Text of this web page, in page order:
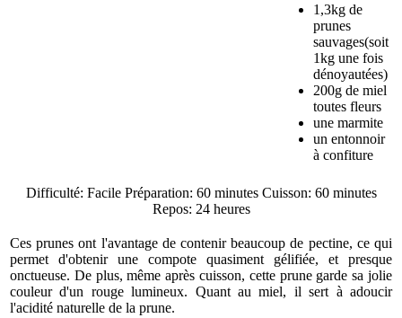
1,3kg de
prunes
sauvages(soit
1kg une fois
dénoyautées)
200g de miel
toutes fleurs
une marmite
un entonnoir
à confiture
Difficulté: Facile Préparation: 60 minutes Cuisson: 60 minutes
Repos: 24 heures
Ces prunes ont l'avantage de contenir beaucoup de pectine, ce qui
permet d'obtenir une compote quasiment gélifiée, et presque
onctueuse. De plus, même après cuisson, cette prune garde sa jolie
couleur d'un rouge lumineux. Quant au miel, il sert à adoucir
l'acidité naturelle de la prune.